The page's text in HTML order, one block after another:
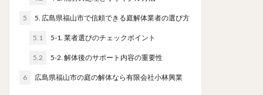
5 5. 広島県福山市で信頼できる庭解体業者の選び方
5.1 5-1. 業者選びのチェックポイント
5.2 5-2. 解体後のサポート内容の重要性
6 広島県福山市の庭の解体なら有限会社小林興業